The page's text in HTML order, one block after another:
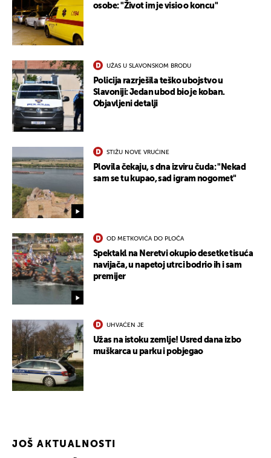
osobe: "Život im je visio o koncu"
UŽAS U SLAVONSKOM BRODU
Policija razrješila teško ubojstvo u
Slavoniji: Jedan ubod bio je koban.
Objavljeni detalji
STIŽU NOVE VRUĆINE
Plovila čekaju, s dna izviru čuda: "Nekad
sam se tu kupao, sad igram nogomet"
OD METKOVIĆA DO PLOČA
Spektakl na Neretvi okupio desetke tisuća
navijača, u napetoj utrci bodrio ih i sam
premijer
UHVAĆEN JE
Užas na istoku zemlje! Usred dana izbo
muškarca u parku i pobjegao
JOŠ AKTUALNOSTI